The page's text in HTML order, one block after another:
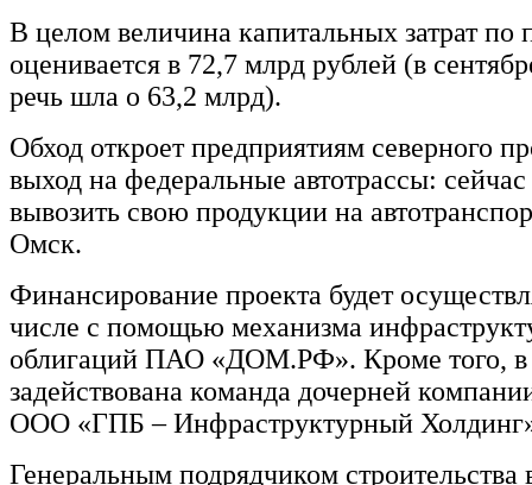
В целом величина капитальных затрат по
оценивается в 72,7 млрд рублей (в
речь шла о 63,2 млрд).
Обход откроет предприятиям северного
выход на федеральные автотрассы:
вывозить свою продукции на
Омск.
Финансирование проекта будет
числе с помощью механизма
облигаций ПАО «ДОМ.РФ». Кроме того, в
задействована команда дочерней
ООО «ГПБ – Инфраструктурный
Генеральным подрядчиком